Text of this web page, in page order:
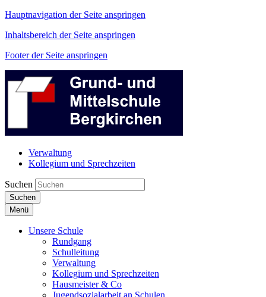
Hauptnavigation der Seite anspringen
Inhaltsbereich der Seite anspringen
Footer der Seite anspringen
Verwaltung
Kollegium und Sprechzeiten
Suchen
Suchen
Menü
Unsere Schule
Rundgang
Schulleitung
Verwaltung
Kollegium und Sprechzeiten
Hausmeister & Co
Jugendsozialarbeit an Schulen